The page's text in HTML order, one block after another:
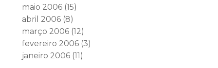
maio 2006(15)
abril 2006(8)
março 2006(12)
fevereiro 2006(3)
janeiro 2006(11)